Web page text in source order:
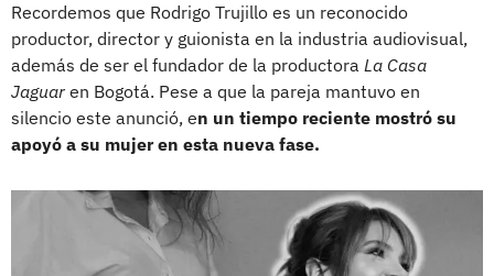
Recordemos que Rodrigo Trujillo es un reconocido
productor, director y guionista en la industria audiovisual,
además de ser el fundador de la productora La Casa
Jaguar en Bogotá. Pese a que la pareja mantuvo en
silencio este anunció, en un tiempo reciente mostró su
apoyó a su mujer en esta nueva fase.